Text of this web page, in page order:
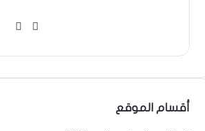
أقسام الموقع